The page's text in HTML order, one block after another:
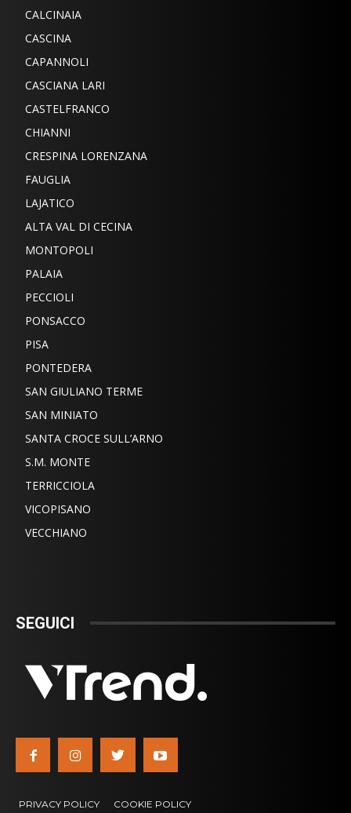
CALCINAIA
CASCINA
CAPANNOLI
CASCIANA LARI
CASTELFRANCO
CHIANNI
CRESPINA LORENZANA
FAUGLIA
LAJATICO
ALTA VAL DI CECINA
MONTOPOLI
PALAIA
PECCIOLI
PONSACCO
PISA
PONTEDERA
SAN GIULIANO TERME
SAN MINIATO
SANTA CROCE SULL’ARNO
S.M. MONTE
TERRICCIOLA
VICOPISANO
VECCHIANO
SEGUICI
PRIVACY POLICY COOKIE POLICY